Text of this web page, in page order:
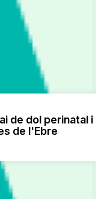
de dol perinatal i
de l'Ebre